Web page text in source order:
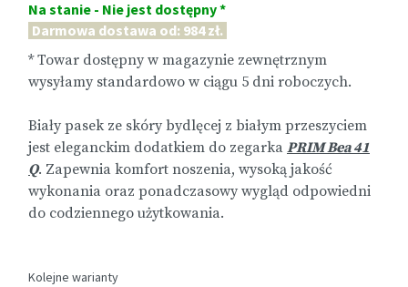
Na stanie - Nie jest dostępny *
Darmowa dostawa od: 984 zł.
* Towar dostępny w magazynie zewnętrznym
wysyłamy standardowo w ciągu 5 dni roboczych.
Biały pasek ze skóry bydlęcej z białym przeszyciem
jest eleganckim dodatkiem do zegarka PRIM Bea 41
Q. Zapewnia komfort noszenia, wysoką jakość
wykonania oraz ponadczasowy wygląd odpowiedni
do codziennego użytkowania.
Kolejne warianty